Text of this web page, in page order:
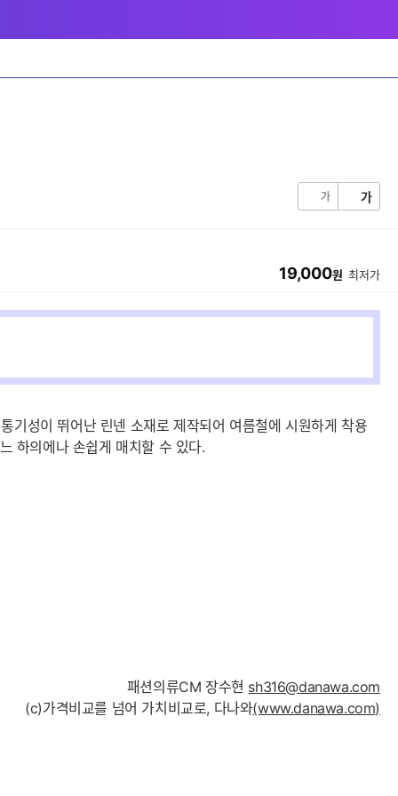
가 가
19,000원 최저가
기성이 뛰어난 린넨 소재로 제작되어 여름철에 시원하게 착용
하의에나 손쉽게 매치할 수 있다.
패션의류CM 장수현 sh316@danawa.com
(c)가격비교를 넘어 가치비교로, 다나와(www.danawa.com)